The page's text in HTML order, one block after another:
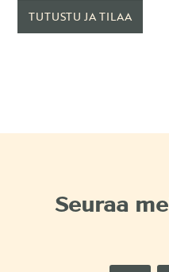
TUTUSTU JA TILAA
Seuraa